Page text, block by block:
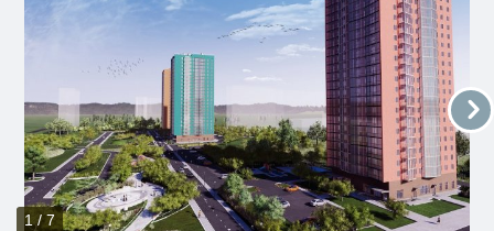
1 / 7